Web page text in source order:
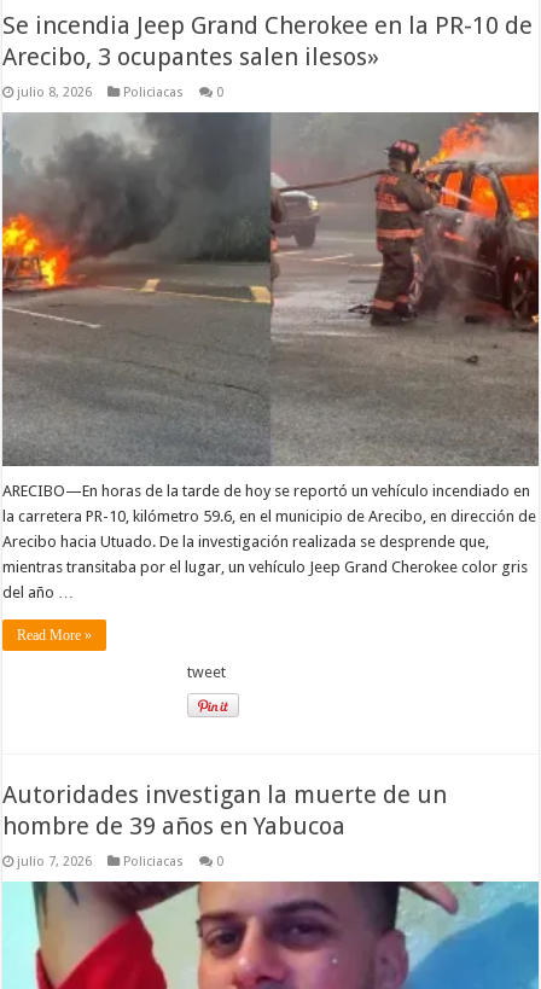
Se incendia Jeep Grand Cherokee en la PR-10 de
Arecibo, 3 ocupantes salen ilesos»
julio 8, 2026 Policiacas 0
ARECIBO—En horas de la tarde de hoy se reportó un vehículo incendiado en
la carretera PR-10, kilómetro 59.6, en el municipio de Arecibo, en dirección de
Arecibo hacia Utuado. De la investigación realizada se desprende que,
mientras transitaba por el lugar, un vehículo Jeep Grand Cherokee color gris
del año …
Read More »
tweet
Autoridades investigan la muerte de un
hombre de 39 años en Yabucoa
julio 7, 2026 Policiacas 0